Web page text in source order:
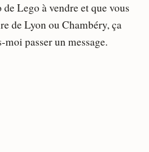
Lego à vendre et que vous
de Lyon ou Chambéry, ça
passer un message.